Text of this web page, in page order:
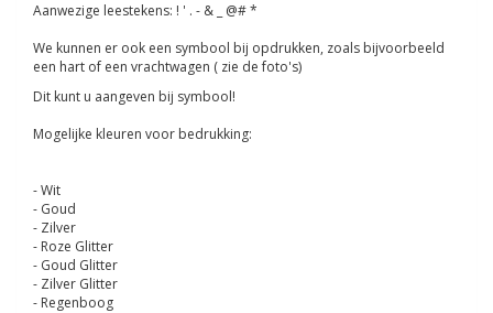
Aanwezige leestekens: ! ' . - & _ @# *
We kunnen er ook een symbool bij opdrukken, zoals bijvoorbeeld
een hart of een vrachtwagen ( zie de foto's)
Dit kunt u aangeven bij symbool!
Mogelijke kleuren voor bedrukking:
- Wit
- Goud
- Zilver
- Roze Glitter
- Goud Glitter
- Zilver Glitter
- Regenboog